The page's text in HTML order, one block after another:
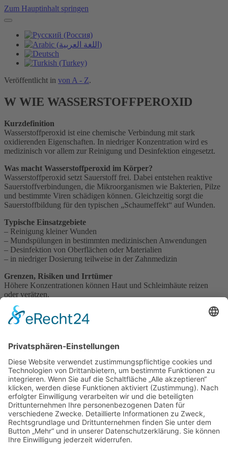
Zum Hauptinhalt springen
Veröffentlicht in von A - Z.
W WIE WASSERSTOFFPEROXID
Kurzdefinition
Wasserstoffperoxid ist eine chemische Verbindung mit stark
oxidierenden Eigenschaften. In niedriger Konzentration wird es
medizinisch vor allem zur Reinigung und Desinfektion eingesetzt.
Was macht Wasserstoffperoxid im Körper?
Wasserstoffperoxid setzt Sauerstoff frei. Dabei entstehen reaktive
Sauerstoffverbindungen, die Mikroorganismen wie Bakterien, Pilze
und bestimmte Viren schädigen können. Gleichzeitig sorgt die
Sauerstoffbildung für den typischen „Schaumeffekt“ auf Wunden.
Typische Einsatzgebiete
– Reinigung kleiner Wunden
– Mundspülungen in bestimmten medizinischen Anwendungen
– Desinfektion von Oberflächen oder Materialien
– in niedriger Dosierung teilweise in der Zahnmedizin
Grenzen, Risiken und Irrtümer
Höhere Konzentrationen können Haut und Schleimhäute reizen
oder verätzen.
Ein häufiger Irrtum: Starkes „Schäumen“ bedeute automatisch
bessere Wirkung. Tatsächlich sagt die Schaumbildung wenig über
die Qualität der Wundheilung aus.
Wasserstoffperoxid ist ein klassischer antiseptischer Wirkstoff, wird
heute aber gezielter eingesetzt als früher. Moderne Wundversorgung
setzt häufig auf schonendere Verfahren, um gesundes Gewebe nicht
unnötig zu reizen.
Impressum
Datenschutzerklärung
Sitemap
Login
Apotheken-Bloggen
einetoolboxx-mediaWebsite